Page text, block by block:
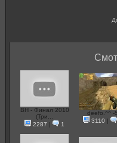
ВН - Финал 2010
(Три...
2287 | 1
deefo.^^ -
3110 |